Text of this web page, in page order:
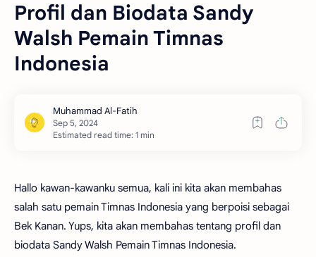
Profil dan Biodata Sandy
Walsh Pemain Timnas
Indonesia
Estimated read time: 1 min
Hallo kawan-kawanku semua, kali ini kita akan membahas
salah satu pemain Timnas Indonesia yang berpoisi sebagai
Bek Kanan. Yups, kita akan membahas tentang profil dan
biodata Sandy Walsh Pemain Timnas Indonesia.